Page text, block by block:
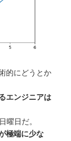
的にどうとか
エンジニアは
曜日だ。
極端に少な